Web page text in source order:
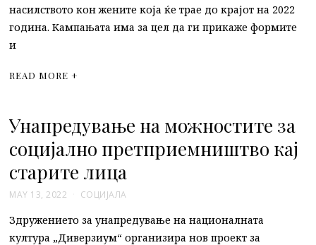
насилството кон жените која ќе трае до крајот на 2022
година. Кампањата има за цел да ги прикаже формите
и
READ MORE +
Унапредување на можностите за
социјално претприемништво кај
старите лица
MAY 13, 2022 СОЦИЈАЛА
Здружението за унапредување на националната
култура „Диверзиум“ организира нов проект за